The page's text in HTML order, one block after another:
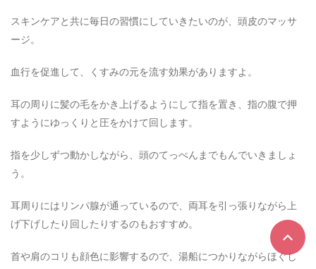
スキンケアと共に毎日の習慣にしていきたいのが、頭皮のマッサ
ージ。
血行を促進して、くすみの元を流す効果がありますよ。
耳の周りに髪の毛をかき上げるようにして指を置き、指の腹で押
すようにゆっくりと圧をかけて回します。
指を少しずつ動かしながら、頭のてっぺんまでもんでいきましょ
う。
耳周りにはリンパ腺が通っているので、両耳を引っ張りながら上
げ下げしたり回したりするのもおすすめ。
首や肩のコリも顔色に影響するので、湯船につかりながらほぐし